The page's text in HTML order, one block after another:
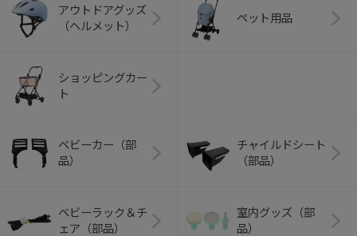
アウトドアグッズ
（ヘルメット）
ペット用品
ショッピングカー
ト
ベビーカー（部
品）
チャイルドシート
（部品）
ベビーラック＆チ
ェア（部品）
室内グッズ（部
品）